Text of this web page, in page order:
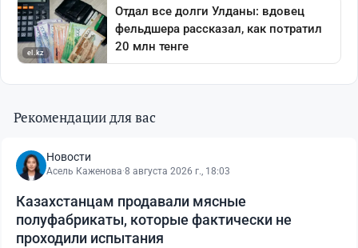
Рекомендации для вас
Новости
Асель Каженова·8 августа 2026 г., 18:03
Казахстанцам продавали мясные
полуфабрикаты, которые фактически не
проходили испытания